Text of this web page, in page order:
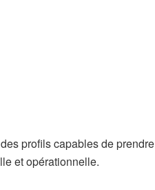
profils capables de prendre
et opérationnelle.